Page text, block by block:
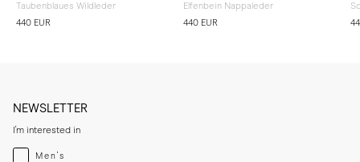
Taubenblaues Wildleder
440 EUR
Elfenbein Nappaleder
440 EUR
NEWSLETTER
I'm interested in
Menswear
Men's